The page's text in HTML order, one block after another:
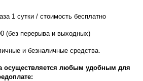
1 сутки / стоимость бесплатно
(без перерыва и выходных)
и безналичные средства.
осуществляется любым удобным для